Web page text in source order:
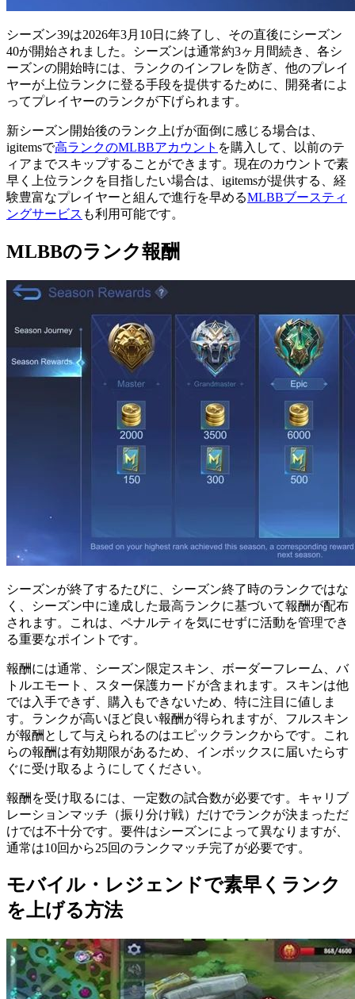
シーズン39は2026年3月10日に終了し、その直後にシーズン
40が開始されました。シーズンは通常約3ヶ月間続き、各シ
ーズンの開始時には、ランクのインフレを防ぎ、他のプレイ
ヤーが上位ランクに登る手段を提供するために、開発者によ
ってプレイヤーのランクが下げられます。
新シーズン開始後のランク上げが面倒に感じる場合は、
igitemsで高ランクのMLBBアカウント を購入して、以前のテ
ィアまでスキップすることができます。現在のカウントで素
早く上位ランクを目指したい場合は、igitemsが提供する、経
験豊富なプレイヤーと組んで進行を早めるMLBBブースティ
ングサービス も利用可能です。
MLBBのランク報酬
シーズンが終了するたびに、シーズン終了時のランクではな
く、シーズン中に達成した最高ランクに基づいて報酬が配布
されます。これは、ペナルティを気にせずに活動を管理でき
る重要なポイントです。
報酬には通常、シーズン限定スキン、ボーダーフレーム、バ
トルエモート、スター保護カードが含まれます。スキンは他
では入手できず、購入もできないため、特に注目に値しま
す。ランクが高いほど良い報酬が得られますが、フルスキン
が報酬として与えられるのはエピックランクからです。これ
らの報酬は有効期限があるため、インボックスに届いたらす
ぐに受け取るようにしてください。
報酬を受け取るには、一定数の試合数が必要です。キャリブ
レーションマッチ（振り分け戦）だけでランクが決まっただ
けでは不十分です。要件はシーズンによって異なりますが、
通常は10回から25回のランクマッチ完了が必要です。
モバイル・レジェンドで素早くランク
を上げる方法